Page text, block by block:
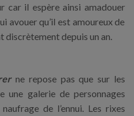
il espère ainsi amadouer
avouer qu’il est amoureux de
discrètement depuis un an.
ne repose pas que sur les
une galerie de personnages
de l’ennui. Les rixes